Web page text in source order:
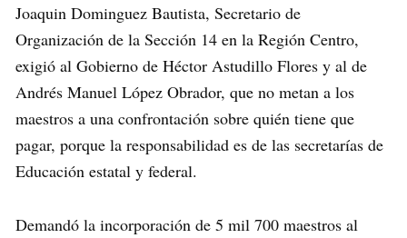
Joaquin Dominguez Bautista, Secretario de
Organización de la Sección 14 en la Región Centro,
exigió al Gobierno de Héctor Astudillo Flores y al de
Andrés Manuel López Obrador, que no metan a los
maestros a una confrontación sobre quién tiene que
pagar, porque la responsabilidad es de las secretarías de
Educación estatal y federal.
Demandó la incorporación de 5 mil 700 maestros al